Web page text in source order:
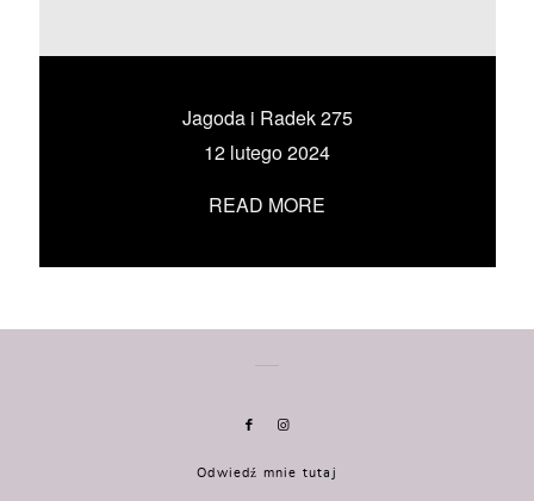
Jagoda i Radek 275
12 lutego 2024
READ MORE
UMÓW SIĘ ZE MNĄ →
Odwiedź mnie tutaj